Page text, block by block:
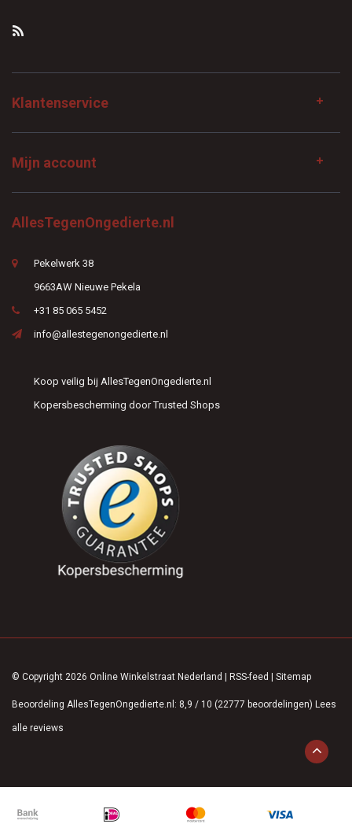
Klantenservice
Mijn account
AllesTegenOngedierte.nl
Pekelwerk 38
9663AW Nieuwe Pekela
+31 85 065 5452
info@allestegenongedierte.nl
Koop veilig bij AllesTegenOngedierte.nl
Kopersbescherming door Trusted Shops
© Copyright 2026 Online Winkelstraat Nederland RSS-feed Sitemap
Beoordeling AllesTegenOngedierte.nl : 8,9 / 10 (22777 beoordelingen) Lees
alle reviews